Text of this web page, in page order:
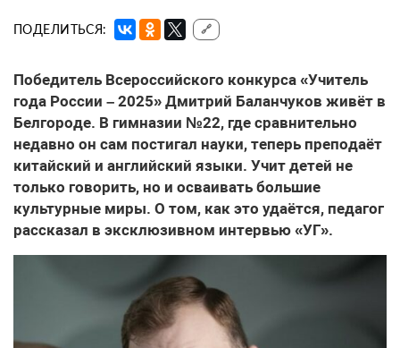
ПОДЕЛИТЬСЯ: 🔗
Победитель Всероссийского конкурса «Учитель
года России – 2025» Дмитрий Баланчуков живёт в
Белгороде. В гимназии №22, где сравнительно
недавно он сам постигал науки, теперь преподаёт
китайский и английский языки. Учит детей не
только говорить, но и осваивать большие
культурные миры. О том, как это удаётся, педагог
рассказал в эксклюзивном интервью «УГ».